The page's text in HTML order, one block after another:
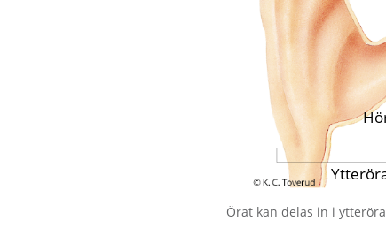
Förstora bilden
Örat kan delas in i